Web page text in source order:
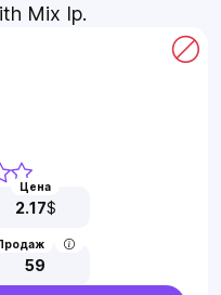
Mix Ip.
Цена
2.17$
59